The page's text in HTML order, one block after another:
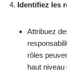
Identifiez les
Attribuez
rôles
haut